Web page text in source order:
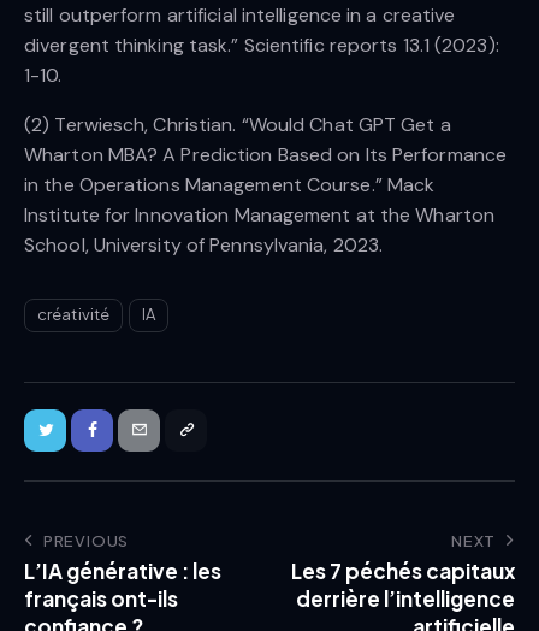
still outperform artificial intelligence in a creative
divergent thinking task.” Scientific reports 13.1 (2023):
1-10.
(2) Terwiesch, Christian. “Would Chat GPT Get a
Wharton MBA? A Prediction Based on Its Performance
in the Operations Management Course.” Mack
Institute for Innovation Management at the Wharton
School, University of Pennsylvania, 2023.
créativité IA
PREVIOUS
L’IA générative : les
français ont-ils
NEXT
Les 7 péchés capitaux
derrière l’intelligence